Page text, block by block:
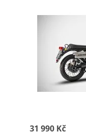
31 990 Kč